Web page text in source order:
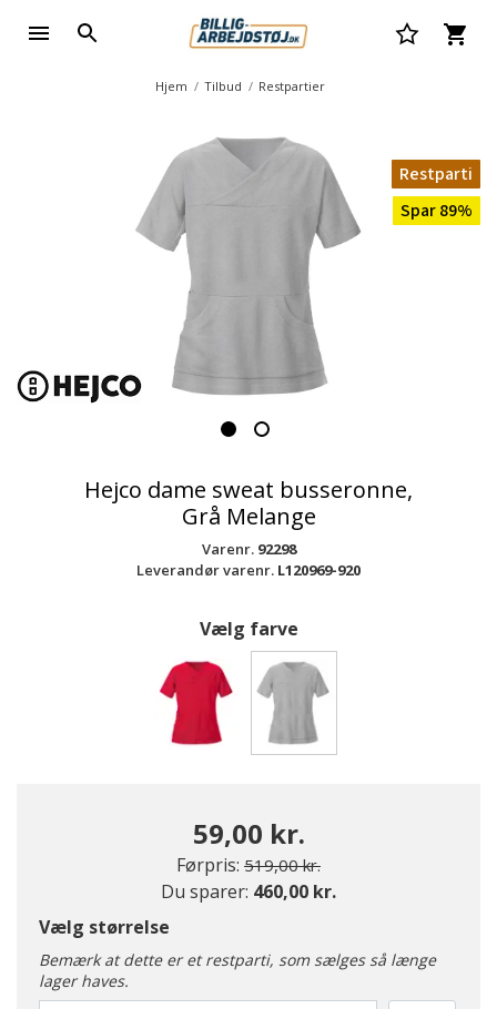
Hjem Tilbud Restpartier
Restparti
Spar 89%
Hejco dame sweat busseronne,
Grå Melange
Varenr. 92298
Leverandør varenr. L120969-920
Vælg farve
59,00 kr.
Førpris: Pris nedsat fra
519,00 kr.til
Du sparer: 460,00 kr.
Vælg størrelse
Bemærk at dette er et restparti, som sælges så længe
lager haves.